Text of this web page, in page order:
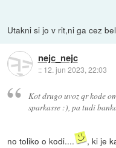
Utakni si jo v rit,ni ga cez
nejc_nejc
:: 12. jun 2023, 22:03
Kot drugo uvoz qr kode
sparkasse :), pa tudi
no toliko o kodi....
, ki je